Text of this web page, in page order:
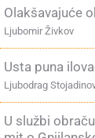
Olakšavajuće
Ljubomir Živkov
Usta puna
Ljubodrag
U službi